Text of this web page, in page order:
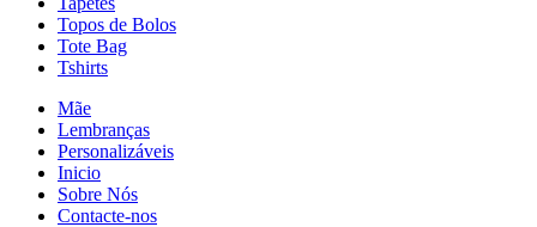
Topos de Bolos
Tote Bag
Tshirts
Mãe
Lembranças
Personalizáveis
Inicio
Sobre Nós
Contacte-nos